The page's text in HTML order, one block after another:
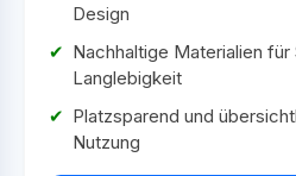
Design
Nachhaltige Materialien für
Langlebigkeit
Platzsparend und
Nutzung